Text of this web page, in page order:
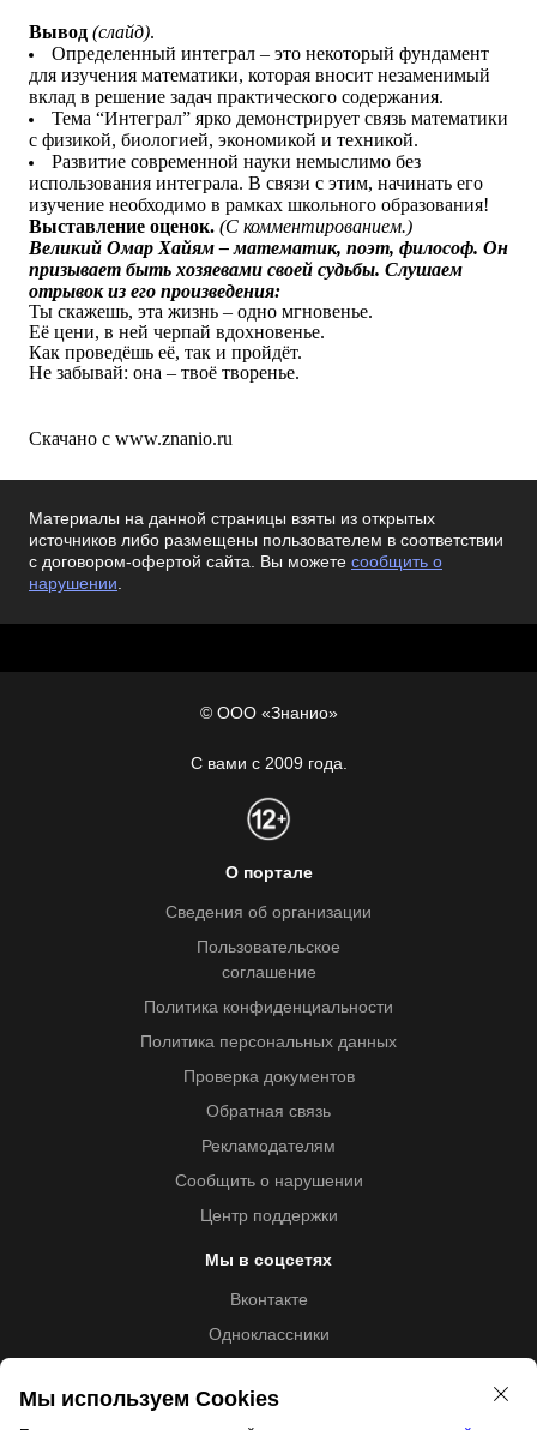
Вывод (слайд).
Определенный интеграл – это некоторый фундамент
для изучения математики, которая вносит незаменимый
вклад в решение задач практического содержания.
Тема “Интеграл” ярко демонстрирует связь математики
с физикой, биологией, экономикой и техникой.
Развитие современной науки немыслимо без
использования интеграла. В связи с этим, начинать его
изучение необходимо в рамках школьного образования!
Выставление оценок. (С комментированием.)
Великий Омар Хайям – математик, поэт, философ. Он
призывает быть хозяевами своей судьбы. Слушаем
отрывок из его произведения:
Ты скажешь, эта жизнь – одно мгновенье.
Её цени, в ней черпай вдохновенье.
Как проведёшь её, так и пройдёт.
Не забывай: она – твоё творенье.
Скачано с www.znanio.ru
Материалы на данной страницы взяты из открытых
источников либо размещены пользователем в соответствии
с договором-офертой сайта. Вы можете сообщить о
нарушении
© ООО «Знанио»
С вами с 2009 года.
О портале
Сведения об организации
Пользовательское
соглашение
Политика конфиденциальности
Политика персональных данных
Проверка документов
Обратная связь
Рекламодателям
Сообщить о нарушении
Центр поддержки
Мы в соцсетях
Вконтакте
Одноклассники
Мы используем Cookies